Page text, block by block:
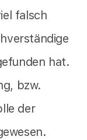
falsch
hat.
bzw.
der